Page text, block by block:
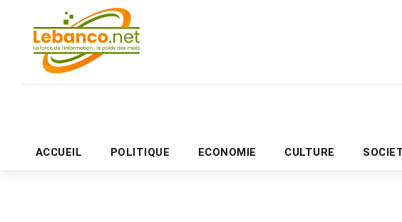
ACCUEIL POLITIQUE ECONOMIE CULTURE